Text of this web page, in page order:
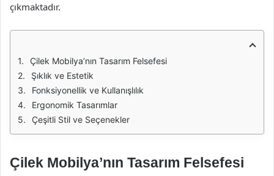
çıkmaktadır.
Çilek Mobilya’nın Tasarım Felsefesi
Şıklık ve Estetik
Fonksiyonellik ve Kullanışlılık
Ergonomik Tasarımlar
Çeşitli Stil ve Seçenekler
Çilek Mobilya’nın Tasarım Felsefesi